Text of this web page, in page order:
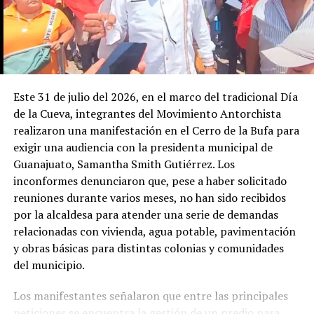
Este 31 de julio del 2026, en el marco del tradicional Día
de la Cueva, integrantes del Movimiento Antorchista
realizaron una manifestación en el Cerro de la Bufa para
exigir una audiencia con la presidenta municipal de
Guanajuato, Samantha Smith Gutiérrez. Los
inconformes denunciaron que, pese a haber solicitado
reuniones durante varios meses, no han sido recibidos
por la alcaldesa para atender una serie de demandas
relacionadas con vivienda, agua potable, pavimentación
y obras básicas para distintas colonias y comunidades
del municipio.
Los manifestantes señalaron que entre las principales